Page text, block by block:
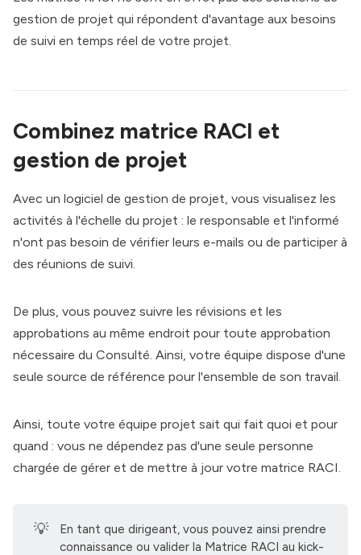
gestion de projet qui répondent d'avantage aux besoins
de suivi en temps réel de votre projet.
Combinez matrice RACI et
gestion de projet
Avec un logiciel de gestion de projet, vous visualisez les
activités à l'échelle du projet : le responsable et l'informé
n'ont pas besoin de vérifier leurs e-mails ou de participer à
des réunions de suivi.
De plus, vous pouvez suivre les révisions et les
approbations au même endroit pour toute approbation
nécessaire du Consulté. Ainsi, votre équipe dispose d'une
seule source de référence pour l'ensemble de son travail.
Ainsi, toute votre équipe projet sait qui fait quoi et pour
quand : vous ne dépendez pas d'une seule personne
chargée de gérer et de mettre à jour votre matrice RACI.
💡
En tant que dirigeant, vous pouvez ainsi prendre
connaissance ou valider la Matrice RACI au kick-